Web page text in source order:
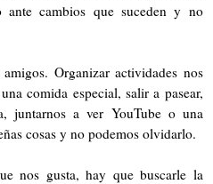
cambios que suceden y no
Organizar actividades nos
comida especial, salir a pasear,
juntarnos a ver YouTube o una
cosas y no podemos olvidarlo.
nos gusta, hay que buscarle la